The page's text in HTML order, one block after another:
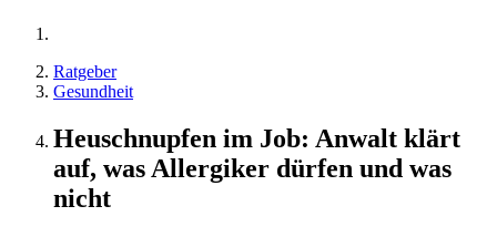
Ratgeber
Gesundheit
Heuschnupfen im Job: Anwalt klärt
auf, was Allergiker dürfen und was
nicht